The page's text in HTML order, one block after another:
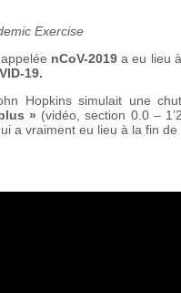
Exercise
nCoV-2019a eu lieu
19.
Hopkins simulait une
» (vidéo, section 0.0 –
a vraiment eu lieu à la fin de